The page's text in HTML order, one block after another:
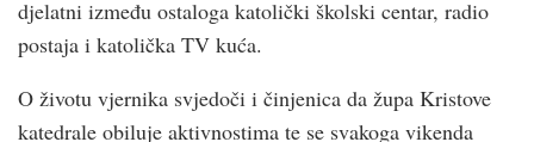
djelatni između ostaloga katolički školski centar, radio
postaja i katolička TV kuća.
O životu vjernika svjedoči i činjenica da župa Kristove
katedrale obiluje aktivnostima te se svakoga vikenda